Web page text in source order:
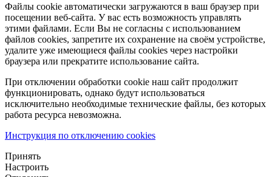
Файлы cookie автоматически загружаются в ваш браузер при
посещении веб-сайта. У вас есть возможность управлять
этими файлами. Если Вы не согласны с использованием
файлов cookies, запретите их сохранение на своём устройстве,
удалите уже имеющиеся файлы cookies через настройки
браузера или прекратите использование сайта.
При отключении обработки cookie наш сайт продолжит
функционировать, однако будут использоваться
исключительно необходимые технические файлы, без которых
работа ресурса невозможна.
Инструкция по отключению cookies
Принять
Настроить